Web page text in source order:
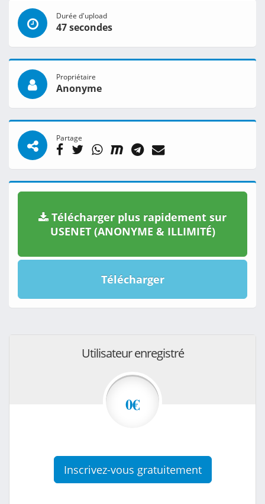
Durée d'upload
47 secondes
Propriétaire
Anonyme
Partage
Télécharger plus rapidement sur
USENET (ANONYME & ILLIMITÉ)
Télécharger
Utilisateur enregistré
0€
Inscrivez-vous gratuitement